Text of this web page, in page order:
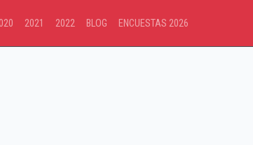
2021 2022 BLOG ENCUESTAS 2026